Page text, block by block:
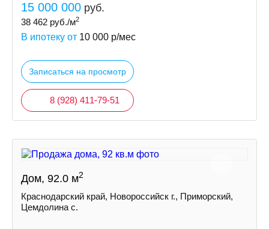
15 000 000 руб.
38 462 руб./м2
В ипотеку от 10 000 р/мес
Записаться на просмотр
8 (928) 411-79-51
Дом, 92.0 м2
Краснодарский край, Новороссийск г., Приморский,
Цемдолина с.